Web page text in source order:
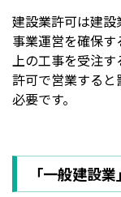
建設業許可は建
事業運営を確保
上の工事を受注
許可で営業する
必要です。
「一般建設